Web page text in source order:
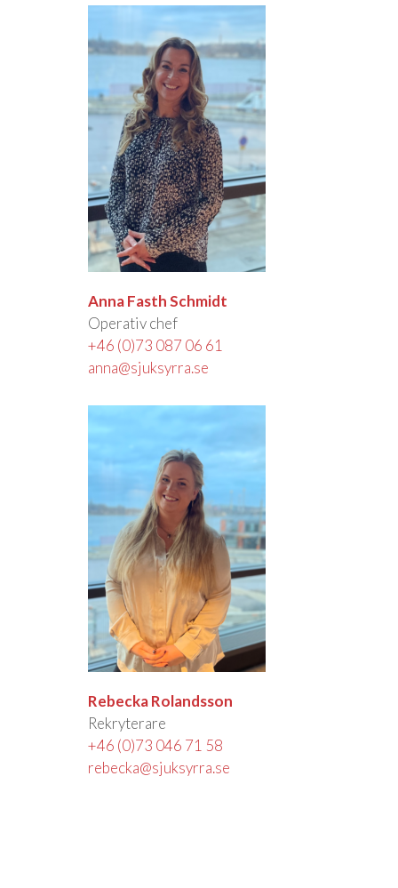
Anna Fasth Schmidt
Operativ chef
+46 (0)73 087 06 61
anna@sjuksyrra.se
Rebecka Rolandsson
Rekryterare
+46 (0)73 046 71 58
rebecka@sjuksyrra.se